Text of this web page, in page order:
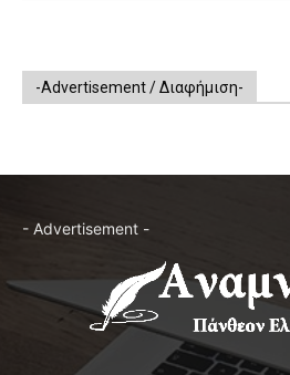
-Advertisement / Διαφήμιση-
- Advertisement -